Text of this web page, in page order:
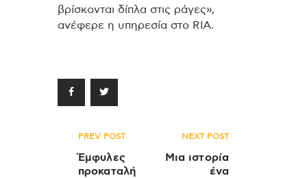
βρίσκονται δίπλα στις ράγες»,
ανέφερε η υπηρεσία στο RIA.
Πλοήγηση
άρθρων
PREV POST
Έμφυλες
προκαταλή
NEXT POST
Μια ιστορία
ένα